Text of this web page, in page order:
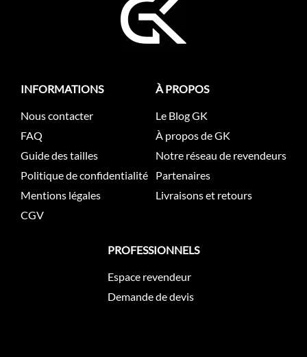
INFORMATIONS
Nous contacter
FAQ
Guide des tailles
Politique de confidentialité
Mentions légales
CGV
À PROPOS
Le Blog GK
À propos de GK
Notre réseau de revendeurs
Partenaires
Livraisons et retours
PROFESSIONNELS
Espace revendeur
Demande de devis